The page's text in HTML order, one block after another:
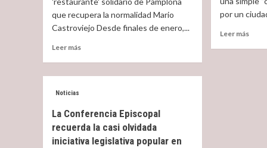
pero
eso
que recupera la normalidad Mario
Castroviejo Desde finales de enero,...
Leer más
Está
en
Pamplona
por un
Leer más
Noticias
La Conferencia Episcopal
recuerda la casi olvidada
iniciativa legislativa popular en